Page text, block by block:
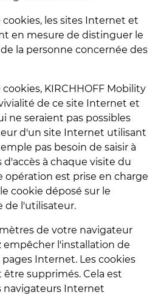
les sites Internet et
en mesure de distinguer le
la personne concernée des
KIRCHHOFF Mobility
de ce site Internet et
ne seraient pas possibles
d'un site Internet utilisant
pas besoin de saisir à
à chaque visite du
est prise en charge
cookie déposé sur le
de l'utilisateur.
de votre navigateur
empêcher l'installation de
Internet. Les cookies
supprimés. Cela est
navigateurs Internet